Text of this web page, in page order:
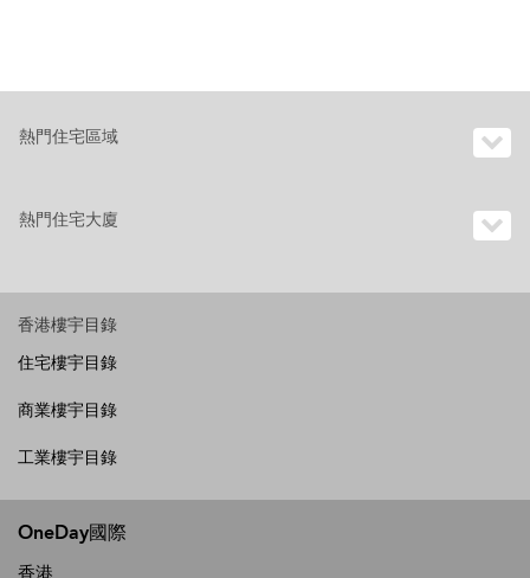
熱門住宅區域
熱門住宅大廈
香港樓宇目錄
住宅樓宇目錄
商業樓宇目錄
工業樓宇目錄
OneDay國際